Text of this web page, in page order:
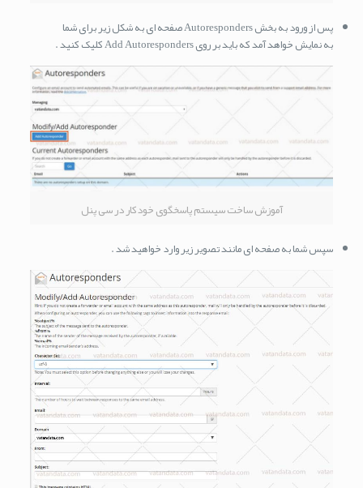
پس از ورود به بخش Autoresponders صفحه ای به شکل زیر برای شما
به نمایش خواهد آمد که باید بر روی Add Autoresponders کلیک کنید .
آموزش ساخت سیستم پاسخگوی خودکار در سی پنل
سپس شما به صفحه ای مانند تصویر زیر وارد خواهید شد .